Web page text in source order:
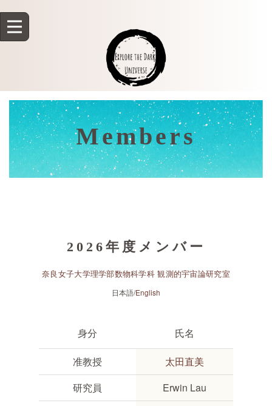
Members
2026年度メンバー
奈良女子大学理学部数物科学科 観測的宇宙論研究室
日本語/English
身分 氏名
准教授
太田直美
研究員
Erwin Lau